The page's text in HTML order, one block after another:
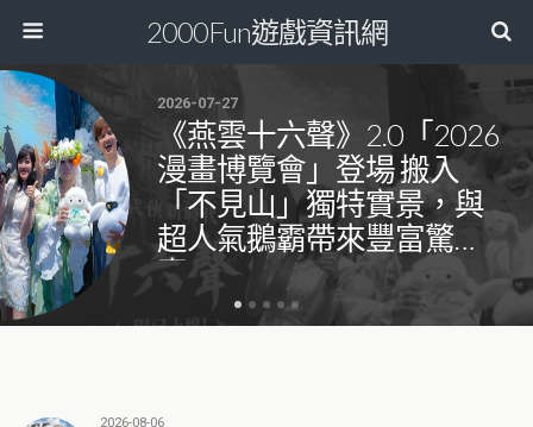
2000Fun遊戲資訊網
2026-07-27
《燕雲十六聲》2.0「2026
漫畫博覽會」登場 搬入
「不見山」獨特實景，與
超人氣鵝霸帶來豐富驚
喜！
2026-08-06